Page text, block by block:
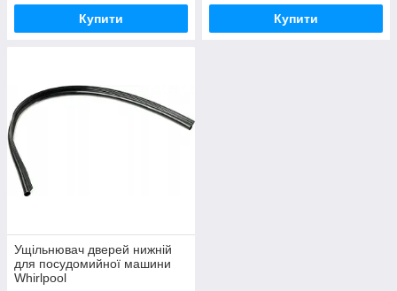
Купити Купити
Ущільнювач дверей нижній
для посудомийної машини
Whirlpool